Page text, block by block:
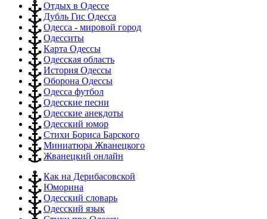
Отдых в Одессе
Дубль Гис Одесса
Одесса - мировой город
Одесситы
Карта Одессы
Одесская область
История Одессы
Оборона Одессы
Одесса футбол
Одесские песни
Одесские анекдоты
Одесский юмор
Стихи Бориса Барского
Миниатюра Жванецкого
Жванецкий онлайн
Как на Дерибасовской
Юморина
Одесский словарь
Одесский язык